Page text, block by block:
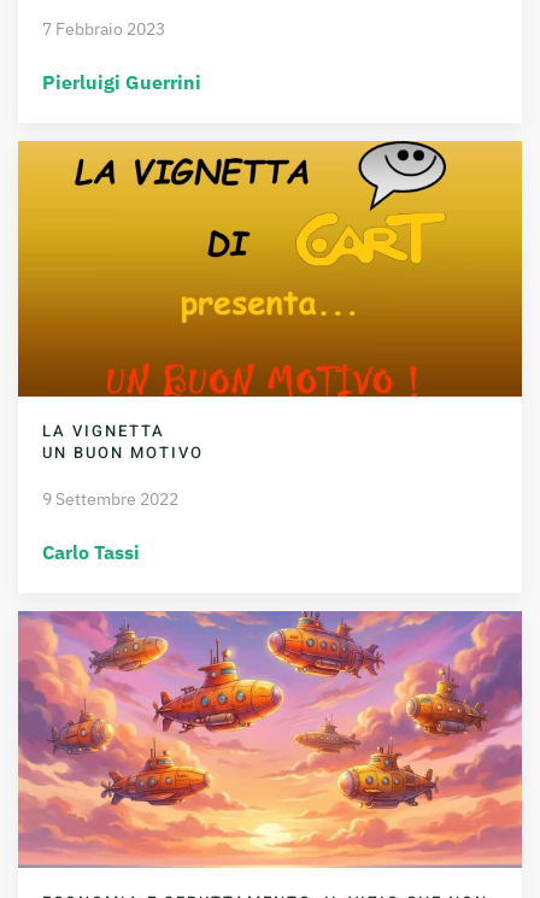
7 Febbraio 2023
Pierluigi Guerrini
LA VIGNETTA
UN BUON MOTIVO
9 Settembre 2022
Carlo Tassi